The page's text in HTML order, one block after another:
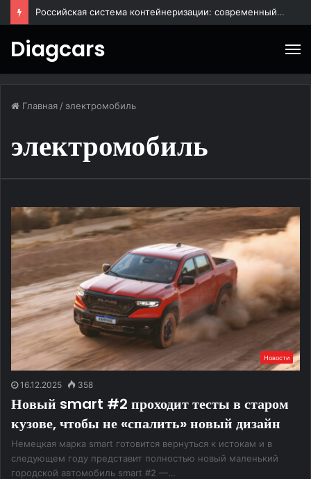
BAIC X55: городской кроссовер для повседневных поездок
Diagcars
Главная / электромобиль
электромобиль
Новости
16.12.2025 358
Новый smart #2 проходит тесты в старом
кузове, чтобы не «спалить» новый дизайн
Немецкая марка smart готовится вернуться к истокам и в
следующем году представит полностью новый маленький
городской автомобиль smart #2 —…